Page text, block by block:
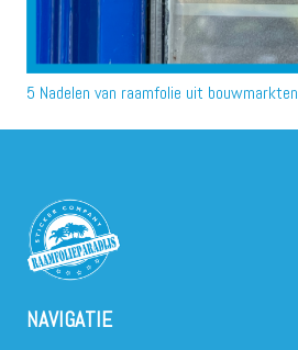
5 Nadelen van raamfolie uit bouwmarkten
NAVIGATIE